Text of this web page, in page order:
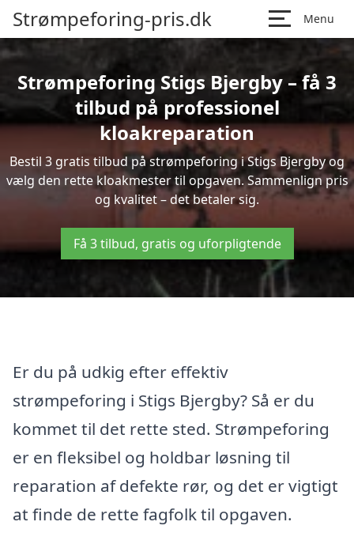
Strømpeforing-pris.dk Menu
Strømpeforing Stigs Bjergby – få 3
tilbud på professionel
kloakreparation
Bestil 3 gratis tilbud på strømpeforing i Stigs Bjergby og
vælg den rette kloakmester til opgaven. Sammenlign pris
og kvalitet – det betaler sig.
Få 3 tilbud, gratis og uforpligtende
Er du på udkig efter effektiv
strømpeforing i Stigs Bjergby? Så er du
kommet til det rette sted. Strømpeforing
er en fleksibel og holdbar løsning til
reparation af defekte rør, og det er vigtigt
at finde de rette fagfolk til opgaven.